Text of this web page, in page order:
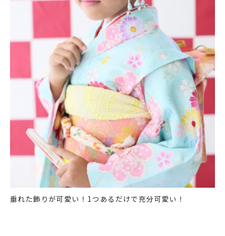
垂れた飾りが可愛い！1つあるだけで充分可愛い！